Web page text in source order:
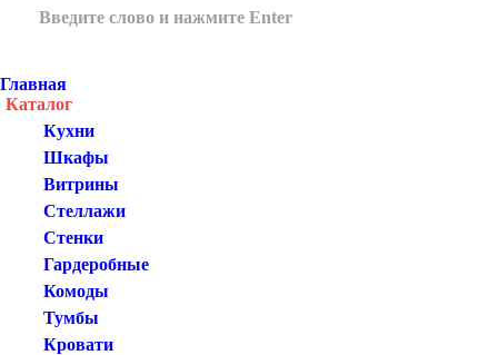
Главная
Каталог
Кухни
Шкафы
Витрины
Стеллажи
Стенки
Гардеробные
Комоды
Тумбы
Кровати